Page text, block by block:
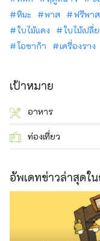
หิมะ
พาส ฟรีพาส
ใบไม้แดง
ใบไม้เปลี่
โอซาก้า
เครื่องราง
เป้าหมาย
อาหาร
ท่องเที่ยว
อัพเดทข่าวล่าสุดใ